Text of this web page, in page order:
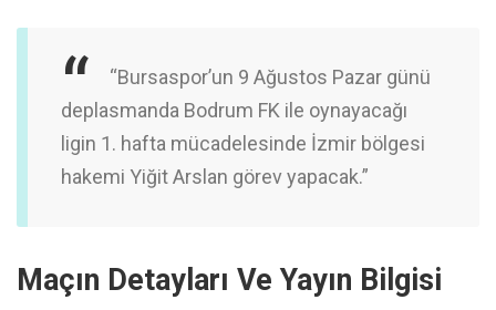
“Bursaspor’un 9 Ağustos Pazar günü
deplasmanda Bodrum FK ile oynayacağı
ligin 1. hafta mücadelesinde İzmir bölgesi
hakemi Yiğit Arslan görev yapacak.”
Maçın Detayları Ve Yayın Bilgisi